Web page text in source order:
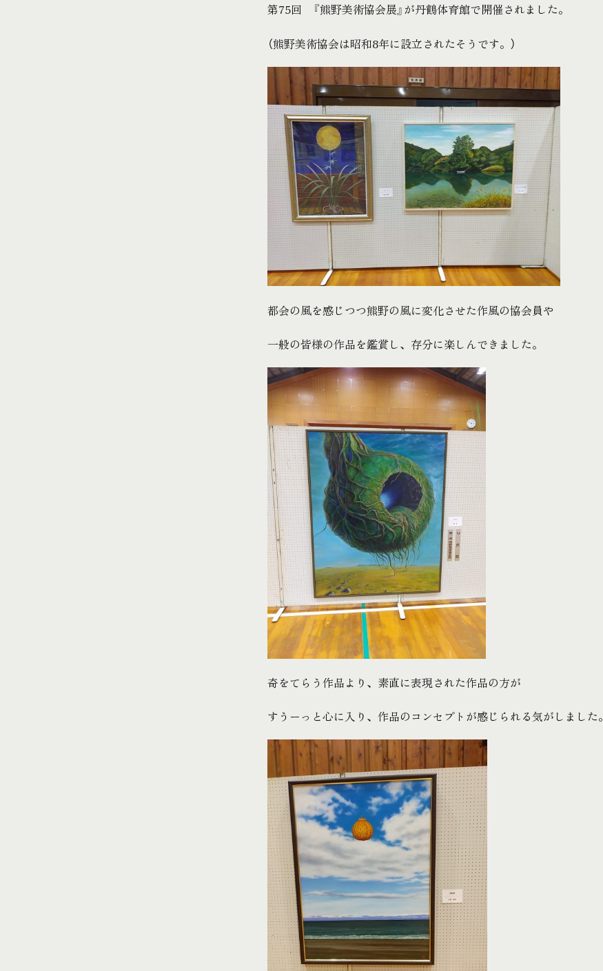
第75回 『熊野美術協会展』が丹鶴体育館で開催されました。
（熊野美術協会は昭和8年に設立されたそうです。）
都会の風を感じつつ熊野の風に変化させた作風の協会員や
一般の皆様の作品を鑑賞し、存分に楽しんできました。
奇をてらう作品より、素直に表現された作品の方が
すうーっと心に入り、作品のコンセプトが感じられる気がしました。